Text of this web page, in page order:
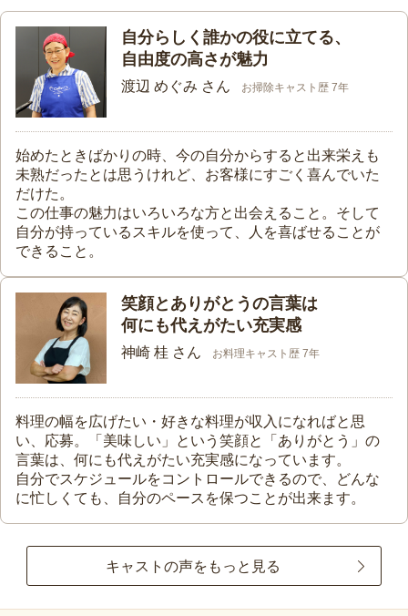
自分らしく誰かの役に立てる、
自由度の高さが魅力
渡辺 めぐみ さん お掃除キャスト歴 7年
始めたときばかりの時、今の自分からすると出来栄えも
未熟だったとは思うけれど、お客様にすごく喜んでいた
だけた。
この仕事の魅力はいろいろな方と出会えること。そして
自分が持っているスキルを使って、人を喜ばせることが
できること。
笑顔とありがとうの言葉は
何にも代えがたい充実感
神崎 桂 さん お料理キャスト歴 7年
料理の幅を広げたい・好きな料理が収入になればと思
い、応募。「美味しい」という笑顔と「ありがとう」の
言葉は、何にも代えがたい充実感になっています。
自分でスケジュールをコントロールできるので、どんな
に忙しくても、自分のペースを保つことが出来ます。
キャストの声をもっと見る